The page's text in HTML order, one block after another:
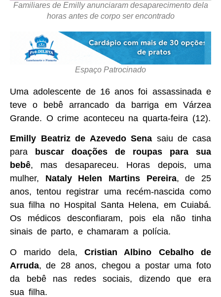
Familiares de Emilly anunciaram desaparecimento dela
horas antes de corpo ser encontrado
Espaço Patrocinado
Uma adolescente de 16 anos foi assassinada e
teve o bebê arrancado da barriga em Várzea
Grande. O crime aconteceu na quarta-feira (12).
Emilly Beatriz de Azevedo Sena saiu de casa
para
buscar doações de roupas para sua
bebê, mas desapareceu. Horas depois, uma
mulher, Nataly Helen Martins Pereira, de 25
anos, tentou registrar uma recém-nascida como
sua filha no Hospital Santa Helena, em Cuiabá.
Os médicos desconfiaram, pois ela não tinha
sinais de parto, e chamaram a polícia.
O marido dela, Cristian Albino Cebalho de
Arruda, de 28 anos, chegou a postar uma foto
da bebê nas redes sociais, dizendo que era
sua filha.